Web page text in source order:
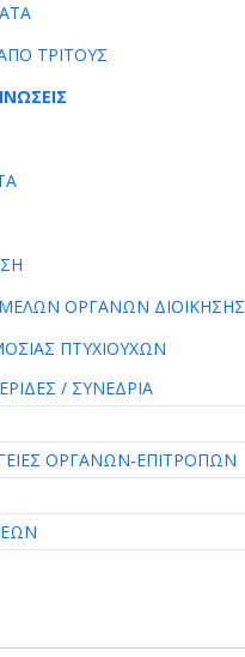
ΤΡΙΤΟΥΣ
ΟΡΓΑΝΩΝ ΔΙΟΙΚΗΣΗΣ
ΠΤΥΧΙΟΥΧΩΝ
/ ΣΥΝΕΔΡΙΑ
ΟΡΓΑΝΩΝ-ΕΠΙΤΡΟΠΩΝ